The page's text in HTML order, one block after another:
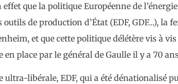
que la politique Européenne de
de production d’État (EDF, GDF…), la
et que cette politique délétère vis à
place par le général de Gaulle il y a 70
ultra-libérale, EDF, qui a été dénationalisé